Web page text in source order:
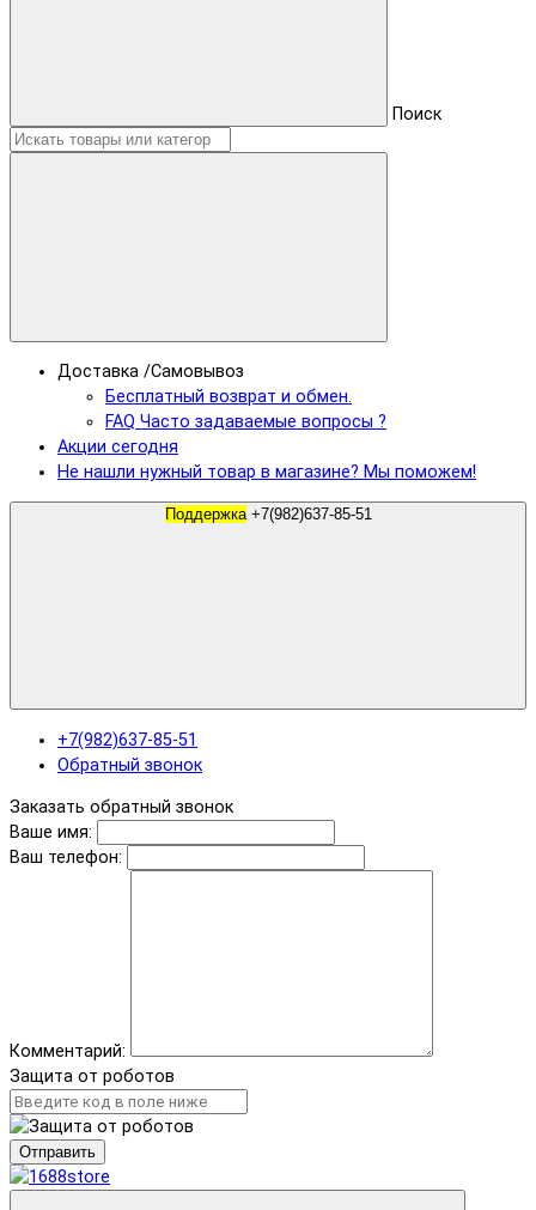
Поиск
Доставка /Самовывоз
Бесплатный возврат и обмен.
FAQ Часто задаваемые вопросы ?
Акции сегодня
Не нашли нужный товар в магазине? Мы поможем!
Поддержка +7(982)637-85-51
+7(982)637-85-51
Обратный звонок
Заказать обратный звонок
Ваше имя:
Ваш телефон:
Комментарий:
Защита от роботов
Отправить